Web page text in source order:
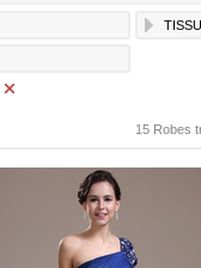
TISSU
15 Robes